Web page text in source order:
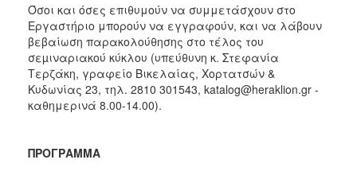
ΑΝΘΕΚΤΙΚΗ
ΠΟΛΗ
Όσοι και όσες επιθυμούν να συμμετάσχουν στο
Εργαστήριο μπορούν να εγγραφούν, και να λάβουν
βεβαίωση παρακολούθησης στο τέλος του
σεµιναριακού κύκλου (υπεύθυνη κ. Στεφανία
Τερζάκη, γραφείο Βικελαίας, Χορτατσών &
Κυδωνίας 23, τηλ. 2810 301543, katalog@heraklion.gr -
καθημερινά 8.00-14.00).
ΠΡΟΓΡΑΜΜΑ